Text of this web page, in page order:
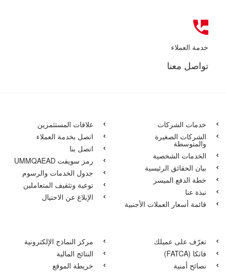
خدمة العملاء
تواصل معنا
خدمات الشركات
الشركات الصغيرة
والمتوسطة
الخدمات الشخصية
بيان الحقائق الرئيسية
خطة الدفع الميسر
نبذة عنا
قائمة أسعار العملات الأجنبية
علاقات المستثمرين
اتصل بخدمة العملاء
اتصل بنا
رمز سويفت UMMQAEAD
جدول الخدمات والرسوم
توعية وتثقيف المتعاملين
الإبلاغ عن الاحتيال
تعرّف على عميلك
فاتكا‏‏ (FATCA)
نصائح أمنية
مركز النماذج الإلكترونية
النتائج المالية
خريطة الموقع